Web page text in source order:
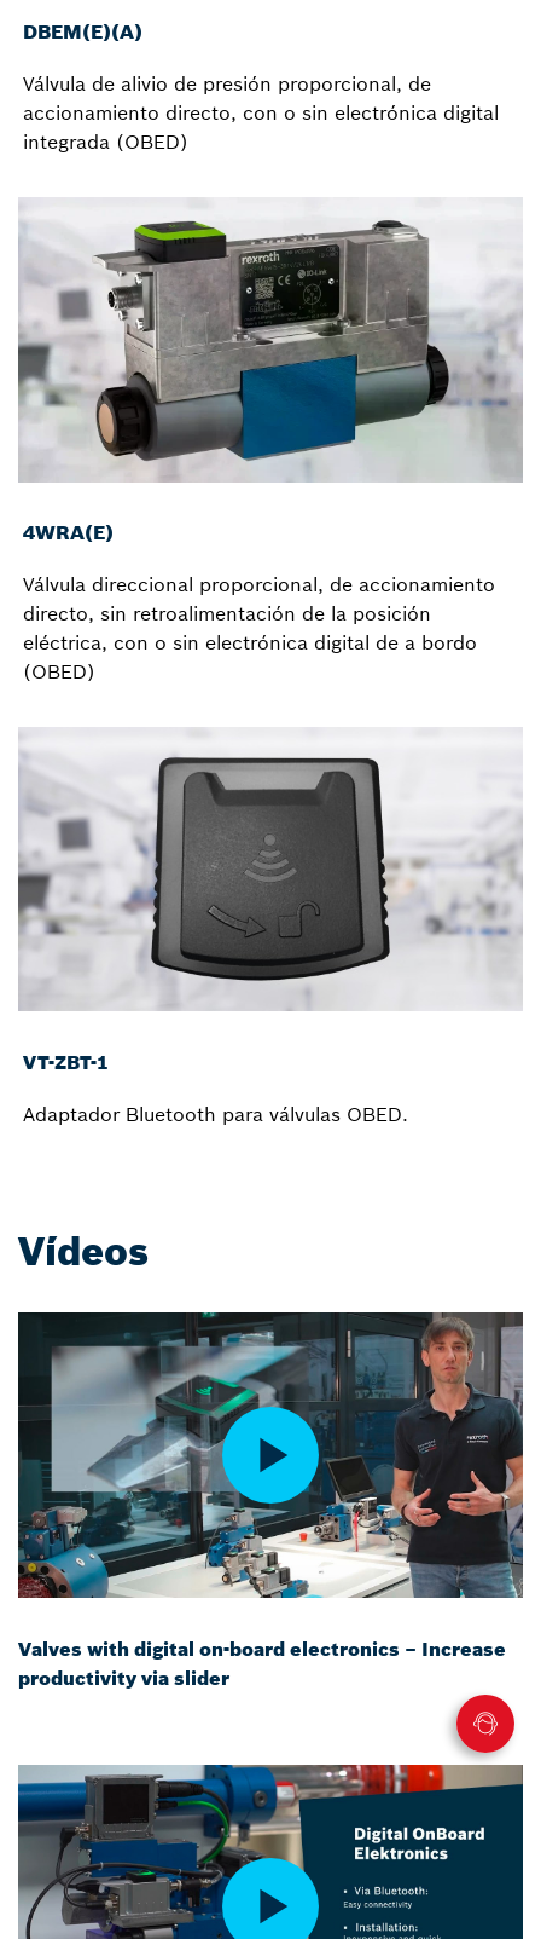
DBEM(E)(A)
Válvula de alivio de presión proporcional, de
accionamiento directo, con o sin electrónica digital
integrada (OBED)
4WRA(E)
Válvula direccional proporcional, de accionamiento
directo, sin retroalimentación de la posición
eléctrica, con o sin electrónica digital de a bordo
(OBED)
VT-ZBT-1
Adaptador Bluetooth para válvulas OBED.
Vídeos
Valves with digital on-board electronics – Increase
productivity via slider